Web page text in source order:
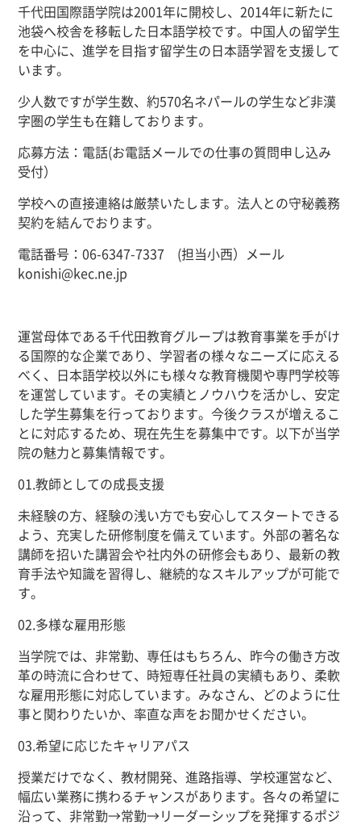
千代田国際語学院は2001年に開校し、2014年に新たに
池袋へ校舎を移転した日本語学校です。中国人の留学生
を中心に、進学を目指す留学生の日本語学習を支援して
います。
少人数ですが学生数、約570名ネパールの学生など非漢
字圏の学生も在籍しております。
応募方法：電話(お電話メールでの仕事の質問申し込み
受付）
学校への直接連絡は厳禁いたします。法人との守秘義務
契約を結んでおります。
電話番号：06-6347-7337 (担当小西）メール
konishi@kec.ne.jp
運営母体である千代田教育グループは教育事業を手がけ
る国際的な企業であり、学習者の様々なニーズに応える
べく、日本語学校以外にも様々な教育機関や専門学校等
を運営しています。その実績とノウハウを活かし、安定
した学生募集を行っております。今後クラスが増えるこ
とに対応するため、現在先生を募集中です。以下が当学
院の魅力と募集情報です。
01.教師としての成長支援
未経験の方、経験の浅い方でも安心してスタートできる
よう、充実した研修制度を備えています。外部の著名な
講師を招いた講習会や社内外の研修会もあり、最新の教
育手法や知識を習得し、継続的なスキルアップが可能で
す。
02.多様な雇用形態
当学院では、非常勤、専任はもちろん、昨今の働き方改
革の時流に合わせて、時短専任社員の実績もあり、柔軟
な雇用形態に対応しています。みなさん、どのように仕
事と関わりたいか、率直な声をお聞かせください。
03.希望に応じたキャリアパス
授業だけでなく、教材開発、進路指導、学校運営など、
幅広い業務に携わるチャンスがあります。各々の希望に
沿って、非常勤→常勤→リーダーシップを発揮するポジ